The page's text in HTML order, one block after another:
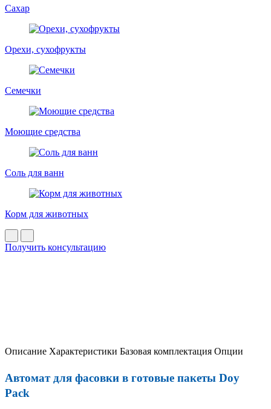
Сахар
Орехи, сухофрукты
Семечки
Моющие средства
Соль для ванн
Корм для животных
Получить консультацию
Описание Характеристики Базовая комплектация Опции
Автомат для фасовки в готовые пакеты Doy
Pack